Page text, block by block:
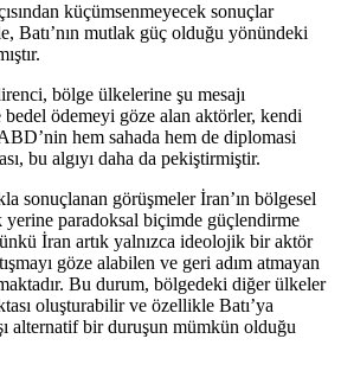
küçümsenmeyecek sonuçlar
Batı’nın mutlak güç olduğu yönündeki
bölge ülkelerine şu mesajı
ödemeyi göze alan aktörler, kendi
hem sahada hem de diplomasi
bu algıyı daha da pekiştirmiştir.
sonuçlanan görüşmeler İran’ın bölgesel
yerine paradoksal biçimde güçlendirme
İran artık yalnızca ideolojik bir aktör
göze alabilen ve geri adım atmayan
Bu durum, bölgedeki diğer ülkeler
oluşturabilir ve özellikle Batı’ya
alternatif bir duruşun mümkün olduğu